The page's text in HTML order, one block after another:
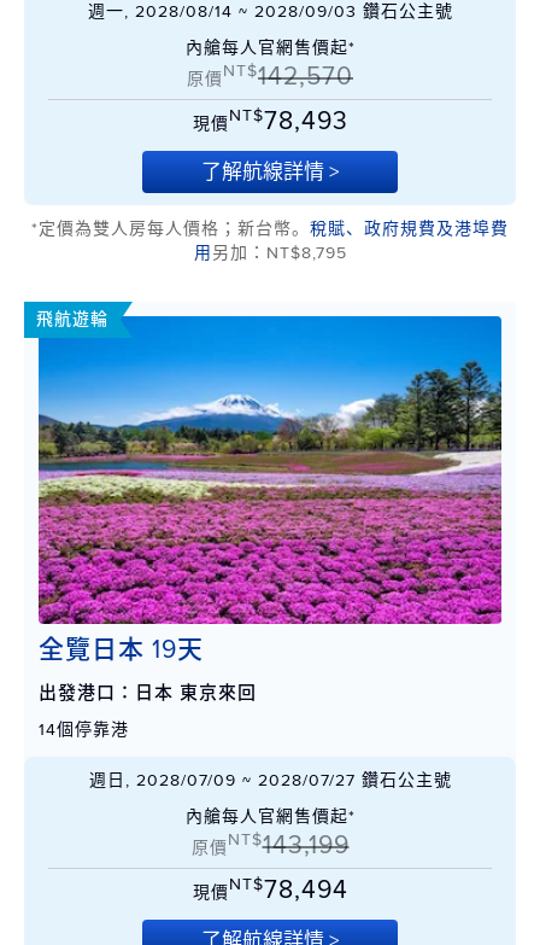
週一, 2028/08/14 ~ 2028/09/03 鑽石公主號
內艙每人官網售價起*
原價NT$142,570
現價NT$78,493
了解航線詳情 >
*定價為雙人房每人價格；新台幣。 稅賦、政府規費及港埠費
用 另加：NT$8,795
飛航遊輪
全覽日本 19天
出發港口：日本 東京來回
14個停靠港
週日, 2028/07/09 ~ 2028/07/27 鑽石公主號
內艙每人官網售價起*
原價NT$143,199
現價NT$78,494